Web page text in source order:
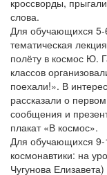
кроссворды,
слова.
Для обучающихся 5-
тематическая
полёту в космос Ю.
классов
поехали!». В
рассказали о
сообщения и
плакат «В космос».
Для обучающихся 9-
космонавтики: на
Чугунова